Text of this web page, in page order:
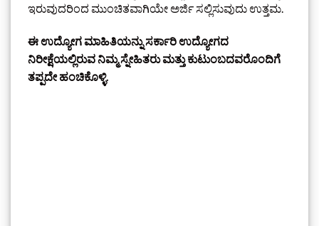
ಇರುವುದರಿಂದ ಮುಂಚಿತವಾಗಿಯೇ ಅರ್ಜಿ ಸಲ್ಲಿಸುವುದು ಉತ್ತಮ.
ಈ ಉದ್ಯೋಗ ಮಾಹಿತಿಯನ್ನು ಸರ್ಕಾರಿ ಉದ್ಯೋಗದ
ನಿರೀಕ್ಷೆಯಲ್ಲಿರುವ ನಿಮ್ಮ ಸ್ನೇಹಿತರು ಮತ್ತು ಕುಟುಂಬದವರೊಂದಿಗೆ
ತಪ್ಪದೇ ಹಂಚಿಕೊಳ್ಳಿ.